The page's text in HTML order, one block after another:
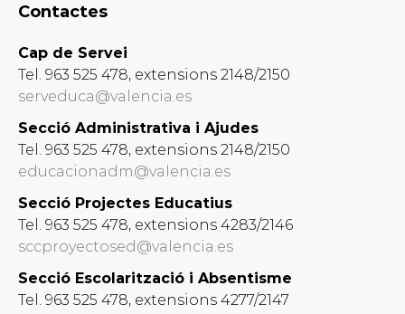
Contactes
Cap de Servei
Tel. 963 525 478, extensions 2148/2150
serveduca@valencia.es
Secció Administrativa i Ajudes
Tel. 963 525 478, extensions 2148/2150
educacionadm@valencia.es
Secció Projectes Educatius
Tel. 963 525 478, extensions 4283/2146
sccproyectosed@valencia.es
Secció Escolarització i Absentisme
Tel. 963 525 478, extensions 4277/2147